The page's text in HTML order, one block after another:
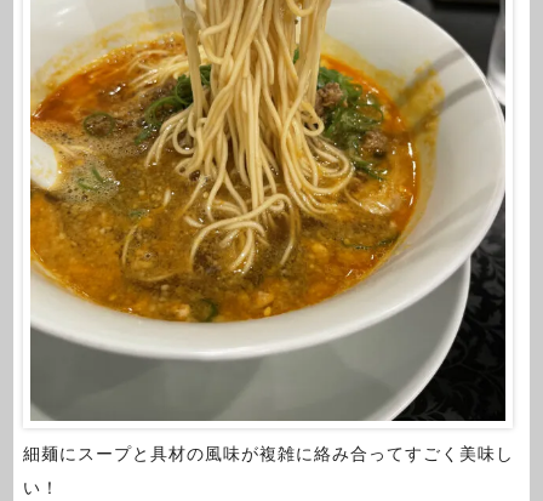
細麺にスープと具材の風味が複雑に絡み合ってすごく美味し
い！